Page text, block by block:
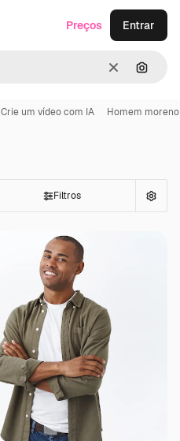
Limpar
Preços Entrar
Crie um vídeo com IA Homem moreno
Filtros